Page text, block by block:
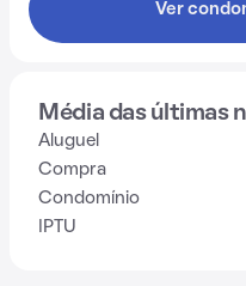
Ver
Média das últimas
Aluguel
Compra
Condomínio
IPTU